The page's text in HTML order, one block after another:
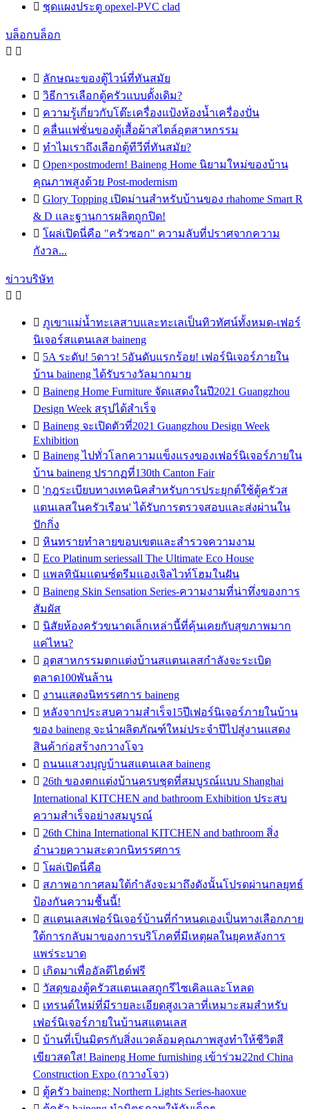
 ชุดแผงประตู opexel-PVC clad
บล็อกบล็อก
 
 ลักษณะของตู้ไวน์ที่ทันสมัย
 วิธีการเลือกตู้ครัวแบบดั้งเดิม?
 ความรู้เกี่ยวกับโต๊ะเครื่องแป้งห้องน้ำเครื่องปั่น
 คลื่นแฟชั่นของตู้เสื้อผ้าสไตล์อุตสาหกรรม
 ทำไมเราถึงเลือกตู้ทีวีที่ทันสมัย?
 Open×postmodern! Baineng Home นิยามใหม่ของบ้าน
คุณภาพสูงด้วย Post-modernism
 Glory Topping เปิดม่านสำหรับบ้านของ rhahome Smart R
& D และฐานการผลิตถูกปิด!
 โผล่เปิดนี่คือ "ครัวซอก" ความลับที่ปราศจากความ
กังวล...
ข่าวบริษัท
 
 ภูเขาแม่น้ำทะเลสาบและทะเลเป็นทิวทัศน์ทั้งหมด-เฟอร์
นิเจอร์สแตนเลส baineng
 5A ระดับ! 5ดาว! 5อันดับแรกร้อย! เฟอร์นิเจอร์ภายใน
บ้าน baineng ได้รับรางวัลมากมาย
 Baineng Home Furniture จัดแสดงในปี2021 Guangzhou
Design Week สรุปได้สำเร็จ
 Baineng จะเปิดตัวที่2021 Guangzhou Design Week
Exhibition
 Baineng ไปทั่วโลกความแข็งแรงของเฟอร์นิเจอร์ภายใน
บ้าน baineng ปรากฏที่130th Canton Fair
 'กฎระเบียบทางเทคนิคสำหรับการประยุกต์ใช้ตู้ครัวส
แตนเลสในครัวเรือน' ได้รับการตรวจสอบและส่งผ่านใน
ปักกิ่ง
 หินทรายทำลายขอบเขตและสำรวจความงาม
 Eco Platinum seriessall The Ultimate Eco House
 แพลทินัมแดนซ์ดรีมแองเจิลไวท์โฮมในฝัน
 Baineng Skin Sensation Series-ความงามที่น่าทึ่งของการ
สัมผัส
 นิสัยห้องครัวขนาดเล็กเหล่านี้ที่คุ้นเคยกับสุขภาพมาก
แค่ไหน?
 อุตสาหกรรมตกแต่งบ้านสแตนเลสกำลังจะระเบิด
ตลาด100พันล้าน
 งานแสดงนิทรรศการ baineng
 หลังจากประสบความสำเร็จ15ปีเฟอร์นิเจอร์ภายในบ้าน
ของ baineng จะนำผลิตภัณฑ์ใหม่ประจำปีไปสู่งานแสดง
สินค้าก่อสร้างกวางโจว
 ถนนแสวงบุญบ้านสแตนเลส baineng
 26th ของตกแต่งบ้านครบชุดที่สมบูรณ์แบบ Shanghai
International KITCHEN and bathroom Exhibition ประสบ
ความสำเร็จอย่างสมบูรณ์
 26th China International KITCHEN and bathroom สิ่ง
อำนวยความสะดวกนิทรรศการ
 โผล่เปิดนี่คือ
 สภาพอากาศลมใต้กำลังจะมาถึงดังนั้นโปรดผ่านกลยุทธ์
ป้องกันความชื้นนี้!
 สแตนเลสเฟอร์นิเจอร์บ้านที่กำหนดเองเป็นทางเลือกภาย
ใต้การกลับมาของการบริโภคที่มีเหตุผลในยุคหลังการ
แพร่ระบาด
 เกิดมาเพื่ออัลดีไฮด์ฟรี
 วัสดุของตู้ครัวสแตนเลสถูกรีไซเคิลและโหลด
 เทรนด์ใหม่ที่มีรายละเอียดสูงเวลาที่เหมาะสมสำหรับ
เฟอร์นิเจอร์ภายในบ้านสแตนเลส
 บ้านที่เป็นมิตรกับสิ่งแวดล้อมคุณภาพสูงทำให้ชีวิตสี
เขียวสดใส! Baineng Home furnishing เข้าร่วม22nd China
Construction Expo (กวางโจว)
 ตู้ครัว baineng: Northern Lights Series-haoxue